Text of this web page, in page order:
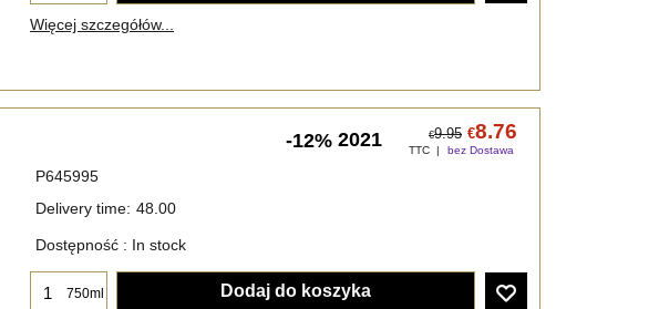
Więcej szczegółów...
-12% 2021 €9.95 €8.76
TTC bez Dostawa
P645995
Delivery time: 48.00
Dostępność : In stock
750ml Dodaj do koszyka